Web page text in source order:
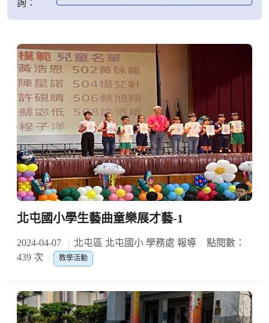
詢：
北屯國小學生藝曲童樂展才藝-1
2024-04-07 北屯區 北屯國小 學務處 報導
點閱數：
439 次
教學活動